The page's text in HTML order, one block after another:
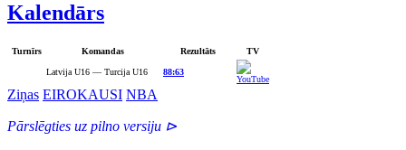
Kalendārs
Turnīrs Komandas Rezultāts TV
Latvija U16 — Turcija U16 88:63
Ziņas EIROKAUSI NBA
Pārslēgties uz pilno versiju ⊳